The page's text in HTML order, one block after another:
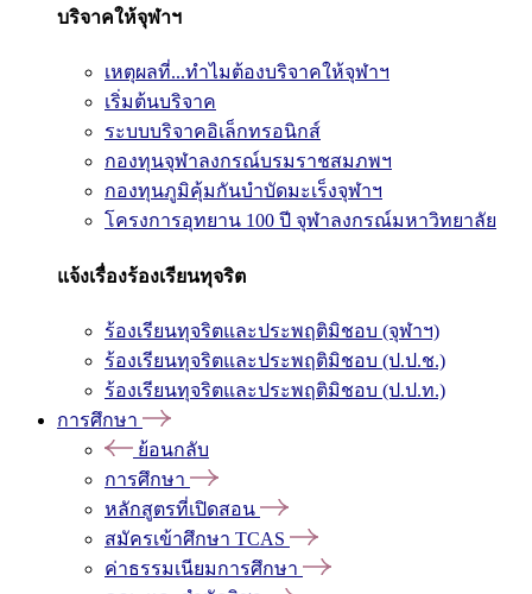
บริจาคให้จุฬาฯ
เหตุผลที่...ทำไมต้องบริจาคให้จุฬาฯ
เริ่มต้นบริจาค
ระบบบริจาคอิเล็กทรอนิกส์
กองทุนจุฬาลงกรณ์บรมราชสมภพฯ
กองทุนภูมิคุ้มกันบำบัดมะเร็งจุฬาฯ
โครงการอุทยาน 100 ปี จุฬาลงกรณ์มหาวิทยาลัย
แจ้งเรื่องร้องเรียนทุจริต
ร้องเรียนทุจริตและประพฤติมิชอบ (จุฬาฯ)
ร้องเรียนทุจริตและประพฤติมิชอบ (ป.ป.ช.)
ร้องเรียนทุจริตและประพฤติมิชอบ (ป.ป.ท.)
การศึกษา
ย้อนกลับ
การศึกษา
หลักสูตรที่เปิดสอน
สมัครเข้าศึกษา TCAS
ค่าธรรมเนียมการศึกษา